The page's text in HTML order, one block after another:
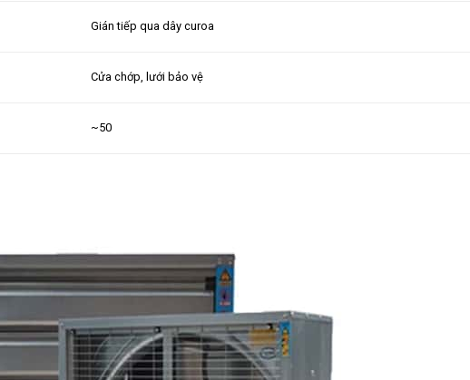
Gián tiếp qua dây curoa
Cửa chớp, lưới bảo vệ
~50